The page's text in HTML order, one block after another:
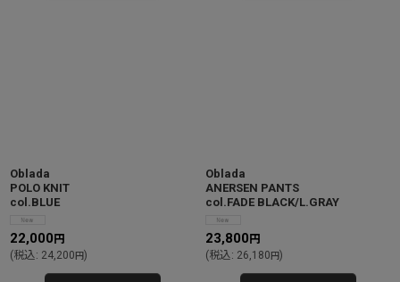
Oblada
POLO KNIT
col.BLUE
22,000 円
(税込: 24,200円)
Oblada
ANERSEN PANTS
col.FADE BLACK/L.GRAY
23,800 円
(税込: 26,180円)